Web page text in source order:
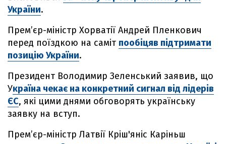
України.
Прем’єр-міністр Хорватії Андрей Пленкович
перед поїздкою на саміт пообіцяв підтримати
позицію України.
Президент Володимир Зеленський заявив, що
Україна чекає на конкретний сигнал від лідерів
ЄС, які цими днями обговорять українську
заявку на вступ.
Прем’єр-міністр Латвії Кріш'яніс Каріньш